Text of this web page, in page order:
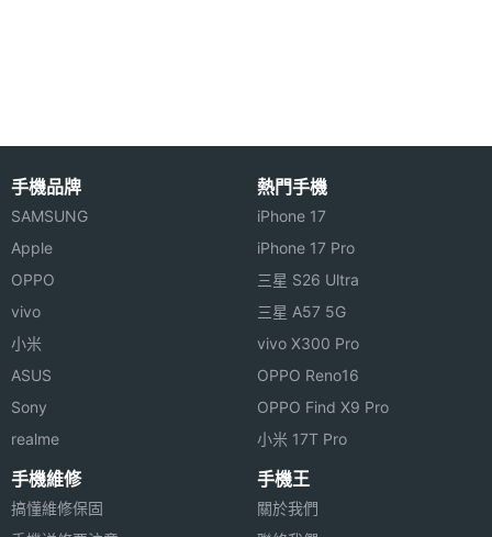
◎ 5.8 吋 2,436 x 1,125pixels 解析度 OLED 觸控螢幕
（458ppi）
◎ 內建 A11 Bionic 六核心處理器、嵌入式 M11 動作
◎ 內建 64GB ROM 儲存空間
◎ 雙 1,200 萬畫素 iSight 攝錄鏡頭、700 萬畫素
TrueDepth 前鏡頭
◎ VoLTE、Wi-Fi 802.11 a/b/g/n/ac（2.4GHz &
5GHz）MIMO、藍牙 5.0
主相機
自動對
焦
手震
主相機
UHD
第二主
手機品牌
SAMSUNG
Apple
OPPO
vivo
小米
ASUS
Sony
realme
熱門手機
iPhone 17
iPhone 17 Pro
三星 S26 Ultra
三星 A57 5G
vivo X300 Pro
OPPO Reno16
OPPO Find X9 Pro
小米 17T Pro
手機維修
搞懂維修保固
手機王
關於我們